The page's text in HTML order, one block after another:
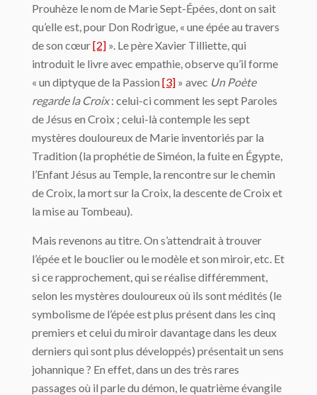
Prouhèze le nom de Marie Sept-Épées, dont on sait
qu’elle est, pour Don Rodrigue, « une épée au travers
de son cœur[2] ». Le père Xavier Tilliette, qui
introduit le livre avec empathie, observe qu’il forme
« un diptyque de la Passion [3] » avec Un Poète
regarde la Croix: celui-ci comment les sept Paroles
de Jésus en Croix ; celui-là contemple les sept
mystères douloureux de Marie inventoriés par la
Tradition (la prophétie de Siméon, la fuite en Égypte,
l’Enfant Jésus au Temple, la rencontre sur le chemin
de Croix, la mort sur la Croix, la descente de Croix et
la mise au Tombeau).
Mais revenons au titre. On s’attendrait à trouver
l’épée et le bouclier ou le modèle et son miroir, etc. Et
si ce rapprochement, qui se réalise différemment,
selon les mystères douloureux où ils sont médités (le
symbolisme de l’épée est plus présent dans les cinq
premiers et celui du miroir davantage dans les deux
derniers qui sont plus développés) présentait un sens
johannique ? En effet, dans un des très rares
passages où il parle du démon, le quatrième évangile